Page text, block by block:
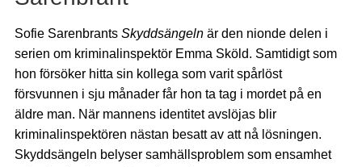
Sofie Sarenbrants Skyddsängelnär den nionde delen i
serien om kriminalinspektör Emma Sköld. Samtidigt som
hon försöker hitta sin kollega som varit spårlöst
försvunnen i sju månader får hon ta tag i mordet på en
äldre man. När mannens identitet avslöjas blir
kriminalinspektören nästan besatt av att nå lösningen.
Skyddsängeln belyser samhällsproblem som ensamhet